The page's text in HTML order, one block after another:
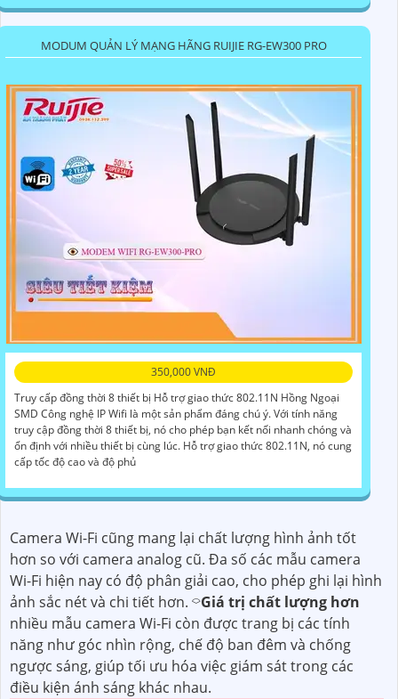
MODUM QUẢN LÝ MẠNG HÃNG RUIJIE RG-EW300 PRO
350,000 VNĐ
Truy cấp đồng thời 8 thiết bị Hỗ trợ giao thức 802.11N Hồng Ngoại
SMD Công nghệ IP Wifi là một sản phẩm đáng chú ý. Với tính năng
truy cập đồng thời 8 thiết bị, nó cho phép bạn kết nối nhanh chóng và
ổn định với nhiều thiết bị cùng lúc. Hỗ trợ giao thức 802.11N, nó cung
cấp tốc độ cao và độ phủ
Camera Wi-Fi cũng mang lại chất lượng hình ảnh tốt
hơn so với camera analog cũ. Đa số các mẫu camera
Wi-Fi hiện nay có độ phân giải cao, cho phép ghi lại hình
ảnh sắc nét và chi tiết hơn. ⌔Giá trị chất lượng hơn
nhiều mẫu camera Wi-Fi còn được trang bị các tính
năng như góc nhìn rộng, chế độ ban đêm và chống
ngược sáng, giúp tối ưu hóa việc giám sát trong các
điều kiện ánh sáng khác nhau.